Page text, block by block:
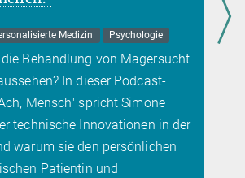
Medizin Psychologie
Behandlung von Magersucht
In dieser Podcast-
Mensch" spricht Simone
technische Innovationen in der
warum sie den persönlichen
Patientin und